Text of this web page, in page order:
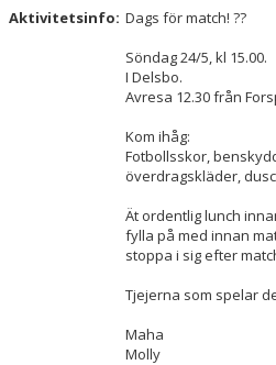
Aktivitetsinfo: Dags för match! ??
Söndag 24/5, kl 15.00.
I Delsbo.
Avresa 12.30 från
Kom ihåg:
Fotbollsskor,
överdragskläder,
Ät ordentlig lunch
fylla på med innan
stoppa i sig efter
Tjejerna som spelar
Maha
Molly